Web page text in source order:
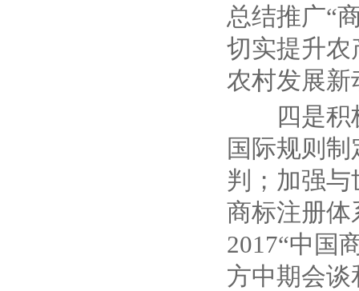
总结推广“
切实提升农
农村发展新
四是
国际规则
判；加强
商标注册体
2017“中国
方中期会